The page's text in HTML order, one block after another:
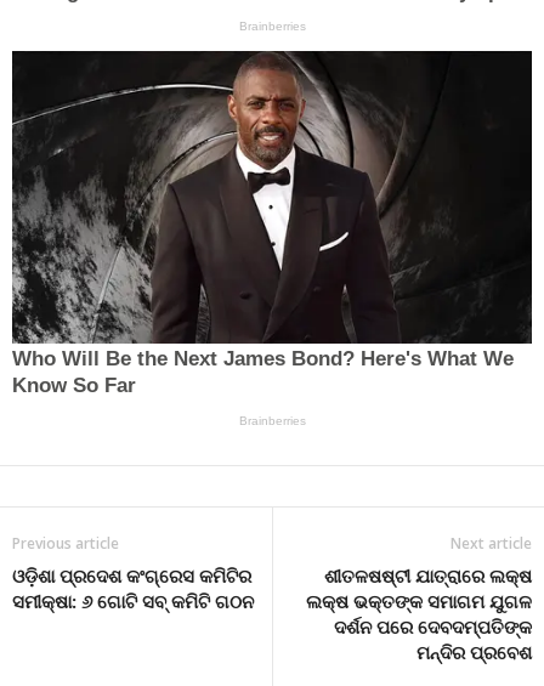
Previous article
ଓଡ଼ିଶା ପ୍ରଦେଶ କଂଗ୍ରେସ କମିଟିର
ସମୀକ୍ଷା: ୬ ଗୋଟି ସବ୍ କମିଟି ଗଠନ
Next article
ଶୀତଳଷଷ୍ଟୀ ଯାତ୍ରାରେ ଲକ୍ଷ
ଲକ୍ଷ ଭକ୍ତଙ୍କ ସମାଗମ ଯୁଗଳ
ଦର୍ଶନ ପରେ ଦେବଦମ୍ପତିଙ୍କ
ମନ୍ଦିର ପ୍ରବେଶ